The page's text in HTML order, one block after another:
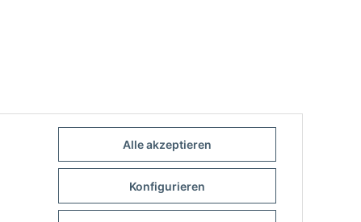
Alle akzeptieren
Konfigurieren